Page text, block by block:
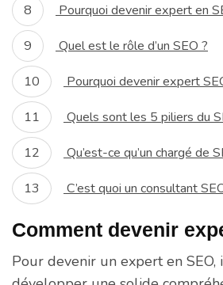
Pourquoi devenir expert en
Quel est le rôle d’un SEO ?
Pourquoi devenir expert
Quels sont les 5 piliers du
Qu’est-ce qu’un chargé de
C’est quoi un consultant
Comment devenir
Pour devenir un expert en SEO,